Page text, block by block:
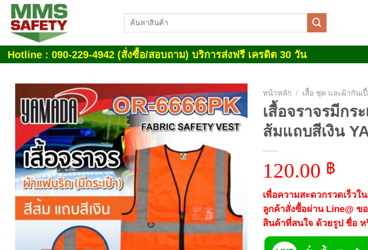
Skip
content
ค้นหา:
Hotline : 090-229-4942 (สั่งซื้อ/สอบถาม) บริการส่งฟรี เครดิต 30 วัน
Add to
wishlist
หน้าหลัก / เสื้อ ชุด และผ้ากันเ
เสื้อจราจรมีกร
ส้มแถบสีเงิน
120.00 ฿
เพื่อความสะดวกรวดเร็ว
ลูกค้าสั่งซื้อผ่าน Line@ ข
สินค้าที่สนใจ ด้วยรูป ชื่อ